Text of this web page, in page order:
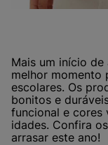
Mais um início
melhor momento
escolares. Os
bonitos e
funcional e cores
idades. Confira
arrasar este ano!